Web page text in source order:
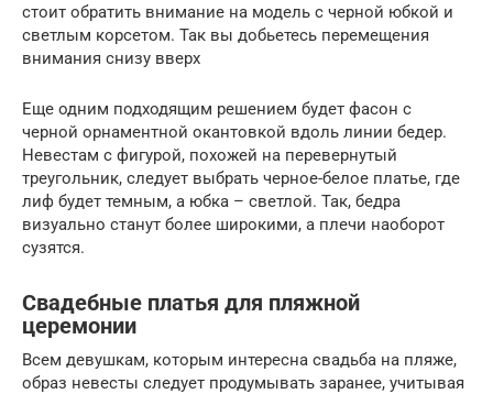
стоит обратить внимание на модель с черной юбкой и
светлым корсетом. Так вы добьетесь перемещения
внимания снизу вверх
Еще одним подходящим решением будет фасон с
черной орнаментной окантовкой вдоль линии бедер.
Невестам с фигурой, похожей на перевернутый
треугольник, следует выбрать черное-белое платье, где
лиф будет темным, а юбка – светлой. Так, бедра
визуально станут более широкими, а плечи наоборот
сузятся.
Свадебные платья для пляжной
церемонии
Всем девушкам, которым интересна свадьба на пляже,
образ невесты следует продумывать заранее, учитывая